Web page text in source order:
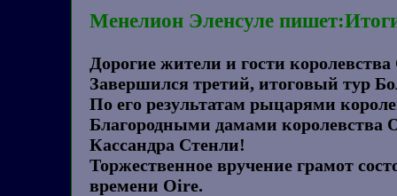
Менелион Эленсуле
Дорогие жители и гости
Завершился третий, итоговый тур
По его результатам рыцарями
Благородными дамами королевства
Кассандра Стенли!
Торжественное вручение грамот
времени Oire.